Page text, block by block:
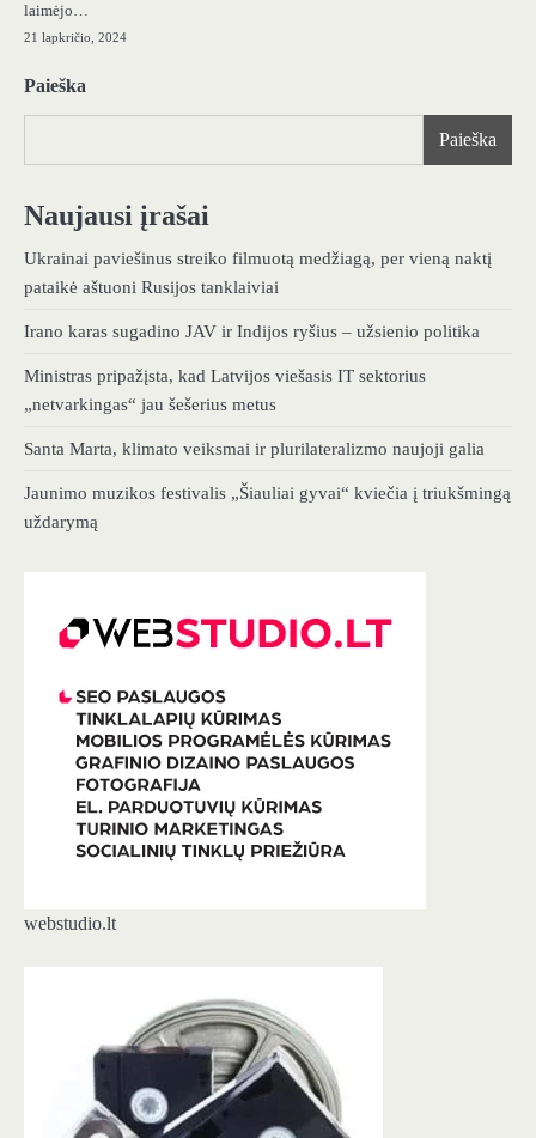
laimėjo…
21 lapkričio, 2024
Paieška
Paieška
Naujausi įrašai
Ukrainai paviešinus streiko filmuotą medžiagą, per vieną naktį
pataikė aštuoni Rusijos tanklaiviai
Irano karas sugadino JAV ir Indijos ryšius – užsienio politika
Ministras pripažįsta, kad Latvijos viešasis IT sektorius
„netvarkingas“ jau šešerius metus
Santa Marta, klimato veiksmai ir plurilateralizmo naujoji galia
Jaunimo muzikos festivalis „Šiauliai gyvai“ kviečia į triukšmingą
uždarymą
webstudio.lt